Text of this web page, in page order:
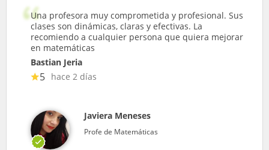
Una profesora muy comprometida y profesional. Sus
clases son dinámicas, claras y efectivas. La
recomiendo a cualquier persona que quiera mejorar
en matemáticas
Bastian Jeria
5 hace 2 días
Javiera Meneses
Profe de Matemáticas